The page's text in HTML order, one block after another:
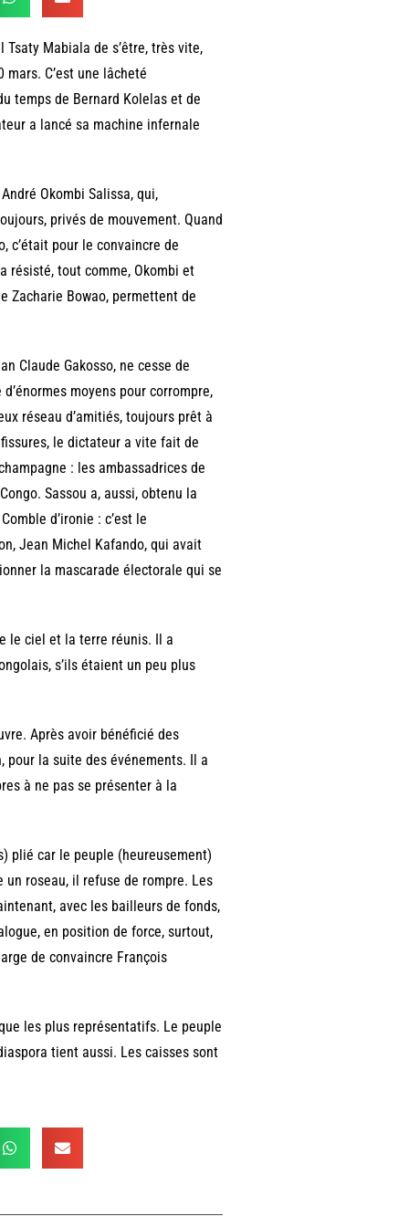
Mabiala de s’être, très vite,
C’est une lâcheté
temps de Bernard Kolelas et de
a lancé sa machine infernale
Okombi Salissa, qui,
privés de mouvement. Quand
c’était pour le convaincre de
résisté, tout comme, Okombi et
Zacharie Bowao, permettent de
Claude Gakosso, ne cesse de
moyens pour corrompre,
réseau d’amitiés, toujours prêt à
fissures, le dictateur a vite fait de
: les ambassadrices de
Sassou a, aussi, obtenu la
d’ironie : c’est le
Jean Michel Kafando, qui avait
la mascarade électorale qui se
le ciel et la terre réunis. Il a
s’ils étaient un peu plus
Après avoir bénéficié des
pour la suite des événements. Il a
à ne pas se présenter à la
plié car le peuple (heureusement)
un roseau, il refuse de rompre. Les
avec les bailleurs de fonds,
en position de force, surtout,
de convaincre François
les plus représentatifs. Le peuple
tient aussi. Les caisses sont